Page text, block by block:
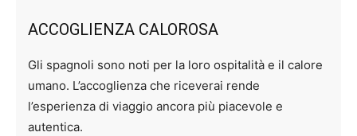
ACCOGLIENZA CALOROSA
Gli spagnoli sono noti per la loro ospitalità e il calore
umano. L’accoglienza che riceverai rende
l’esperienza di viaggio ancora più piacevole e
autentica.